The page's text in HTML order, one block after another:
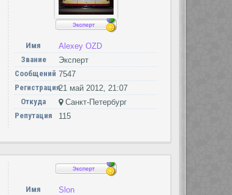
Имя
Alexey OZD
Звание
Эксперт
Сообщений 7547
Регистрация21 май 2012, 21:07
Откуда
Санкт-Петербург
Репутация
115
Имя
Slon